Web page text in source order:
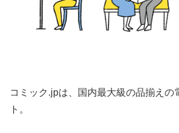
コミック.jpは、国内最大級の品揃えの
ト。